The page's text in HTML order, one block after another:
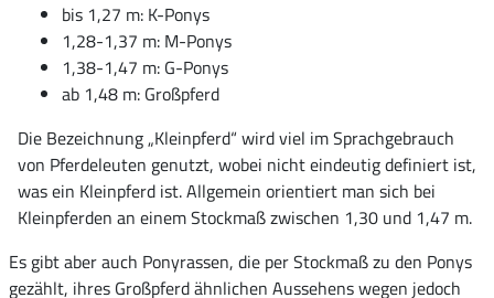
bis 1,27 m: K-Ponys
1,28-1,37 m: M-Ponys
1,38-1,47 m: G-Ponys
ab 1,48 m: Großpferd
Die Bezeichnung „Kleinpferd“ wird viel im Sprachgebrauch
von Pferdeleuten genutzt, wobei nicht eindeutig definiert ist,
was ein Kleinpferd ist. Allgemein orientiert man sich bei
Kleinpferden an einem Stockmaß zwischen 1,30 und 1,47 m.
Es gibt aber auch Ponyrassen, die per Stockmaß zu den Ponys
gezählt, ihres Großpferd ähnlichen Aussehens wegen jedoch